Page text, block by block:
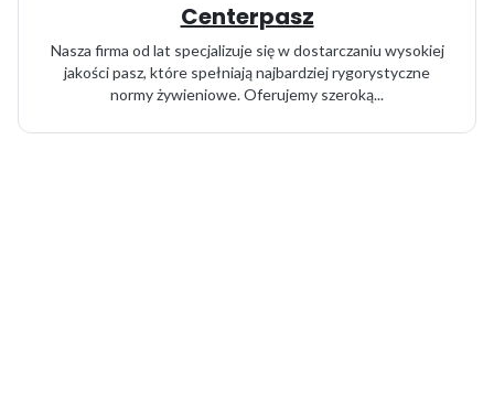
Centerpasz
Nasza firma od lat specjalizuje się w dostarczaniu wysokiej
jakości pasz, które spełniają najbardziej rygorystyczne
normy żywieniowe. Oferujemy szeroką...